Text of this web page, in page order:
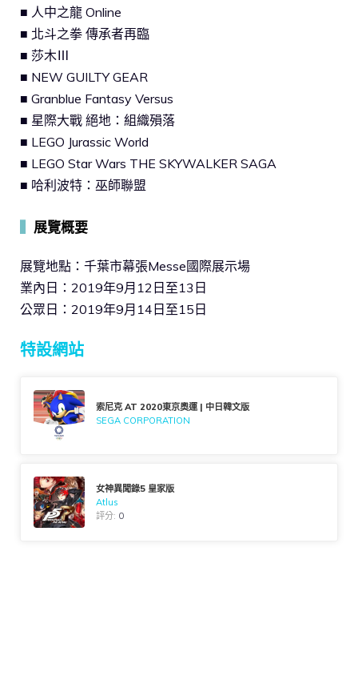
■ 人中之龍 Online
■ 北斗之拳 傳承者再臨
■ 莎木Ⅲ
■ NEW GUILTY GEAR
■ Granblue Fantasy Versus
■ 星際大戰 絕地：組織殞落
■ LEGO Jurassic World
■ LEGO Star Wars THE SKYWALKER SAGA
■ 哈利波特：巫師聯盟
展覽概要
展覽地點：千葉市幕張Messe國際展示場
業內日：2019年9月12日至13日
公眾日：2019年9月14日至15日
特設網站
索尼克 AT 2020東京奧運 | 中日韓文版
SEGA CORPORATION
女神異聞錄5 皇家版
Atlus
評分: 0